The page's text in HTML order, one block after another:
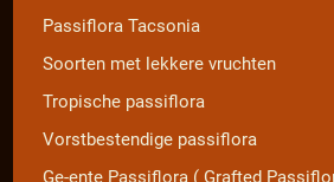
Passiflora Tacsonia
Soorten met lekkere vruchten
Tropische passiflora
Vorstbestendige passiflora
Ge-ente Passiflora ( Grafted